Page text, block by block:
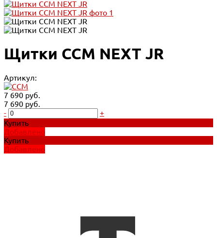
Щитки CCM NEXT JR
Артикул:
7 690 руб.
7 690 руб.
-
+
Купить
Добавлено
Купить
Добавлено